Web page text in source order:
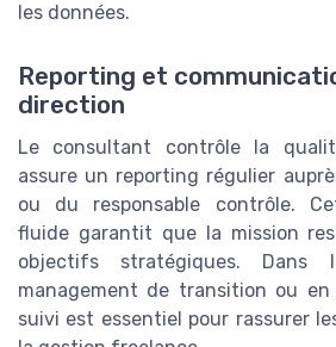
les données.
Reporting et
direction
Le consultant contrôle la
assure un reporting régulier
ou du responsable contrôle.
fluide garantit que la mission
objectifs stratégiques. Dans
management de transition ou en
suivi est essentiel pour rassurer